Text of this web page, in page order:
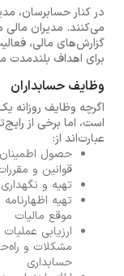
در کنار حسابرسان،
می‌کنند. مدیران
گزارش‌های مالی،
برای اهداف بلندمدت
وظایف حسابداران
اگرچه وظایف روزانه
است، اما برخی از
عبارت‌اند از:
حصول اطمینان
قوانین و
تهیه و
تهیه
موقع مالیات
ارزیابی
مشکلات و
حسابداری